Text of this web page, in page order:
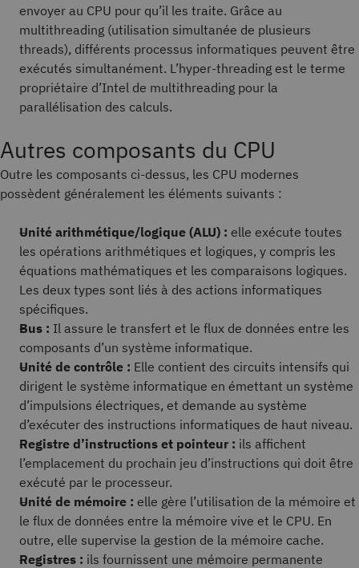
envoyer au CPU pour qu’il les traite. Grâce au
multithreading (utilisation simultanée de plusieurs
threads), différents processus informatiques peuvent être
exécutés simultanément. L’hyper-threading est le terme
propriétaire d’Intel de multithreading pour la
parallélisation des calculs.
Autres composants du CPU
Outre les composants ci-dessus, les CPU modernes
possèdent généralement les éléments suivants :
Unité arithmétique/logique (ALU) : elle exécute toutes
les opérations arithmétiques et logiques, y compris les
équations mathématiques et les comparaisons logiques.
Les deux types sont liés à des actions informatiques
spécifiques.
Bus : Il assure le transfert et le flux de données entre les
composants d’un système informatique.
Unité de contrôle : Elle contient des circuits intensifs qui
dirigent le système informatique en émettant un système
d’impulsions électriques, et demande au système
d’exécuter des instructions informatiques de haut niveau.
Registre d’instructions et pointeur : ils affichent
l’emplacement du prochain jeu d’instructions qui doit être
exécuté par le processeur.
Unité de mémoire : elle gère l’utilisation de la mémoire et
le flux de données entre la mémoire vive et le CPU. En
outre, elle supervise la gestion de la mémoire cache.
Registres : ils fournissent une mémoire permanente